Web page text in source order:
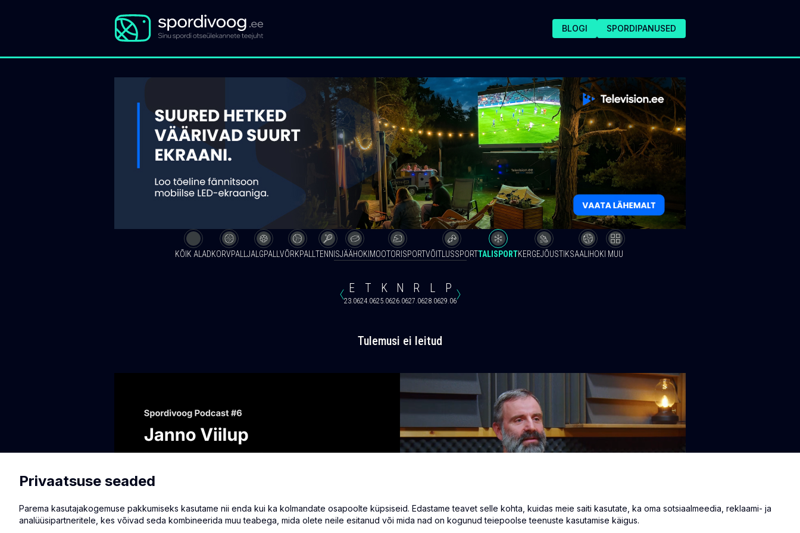
BLOGI SPORDIPANUSED
KÕIK ALADKORVPALL JALGPALL VÕRKPALL TENNISJÄÄHOKI MOOTORISPORTVÕITLUSSPORTTALISPORTKERGEJÕUSTIKSAALIHOKI MUU
E
23.06
T
24.06
K
25.06
N
26.06
R
27.06
L
28.06
P
29.06
Tulemusi ei leitud
Privaatsuse seaded
Parema kasutajakogemuse pakkumiseks kasutame nii enda kui ka kolmandate osapoolte küpsiseid. Edastame teavet selle kohta, kuidas meie saiti kasutate, ka oma sotsiaalmeedia, reklaami- ja
analüüsipartneritele, kes võivad seda kombineerida muu teabega, mida olete neile esitanud või mida nad on kogunud teiepoolse teenuste kasutamise käigus.